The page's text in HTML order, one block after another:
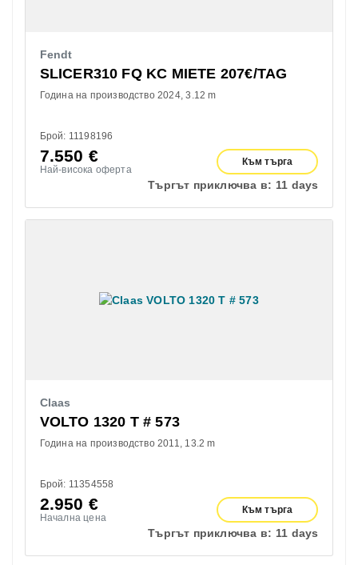
Fendt
SLICER310 FQ KC MIETE 207€/TAG
Година на производство 2024 3.12 m
Брой: 11198196
7.550 €
Най-висока оферта
Към търга
Търгът приключва в: 11 days
Claas
VOLTO 1320 T # 573
Година на производство 2011 13.2 m
Брой: 11354558
2.950 €
Начална цена
Към търга
Търгът приключва в: 11 days